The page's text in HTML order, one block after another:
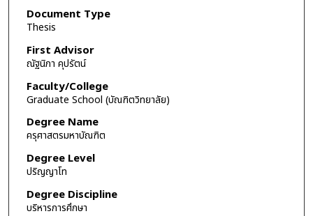
Document Type
Thesis
First Advisor
ณัฐนิภา คุปรัตน์
Faculty/College
Graduate School (บัณฑิตวิทยาลัย)
Degree Name
ครุศาสตรมหาบัณฑิต
Degree Level
ปริญญาโท
Degree Discipline
บริหารการศึกษา